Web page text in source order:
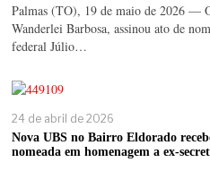
Palmas (TO), 19 de maio de 2026 —
Wanderlei Barbosa, assinou ato de
federal Júlio…
24 de abril de 2026
Nova UBS no Bairro Eldorado
nomeada em homenagem a ex-